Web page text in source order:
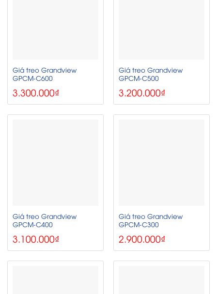
Giá treo Grandview
GPCM-C600
3.300.000₫
Giá treo Grandview
GPCM-C500
3.200.000₫
Giá treo Grandview
GPCM-C400
3.100.000₫
Giá treo Grandview
GPCM-C300
2.900.000₫